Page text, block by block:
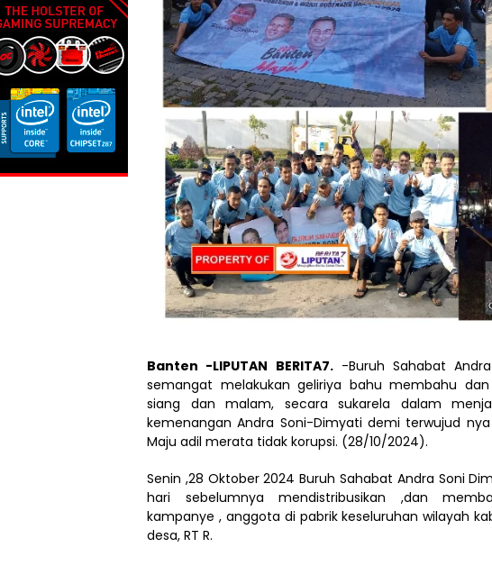
Banten -LIPUTAN BERITA7.-Buruh Sahabat
semangat melakukan geliriya bahu membahu
siang dan malam, secara sukarela dalam
kemenangan Andra Soni-Dimyati demi terwujud
Maju adil merata tidak korupsi. (28/10/2024).
Senin ,28 Oktober 2024 Buruh Sahabat Andra Soni
hari sebelumnya mendistribusikan ,dan
kampanye , anggota di pabrik keseluruhan wilayah
desa, RT R.